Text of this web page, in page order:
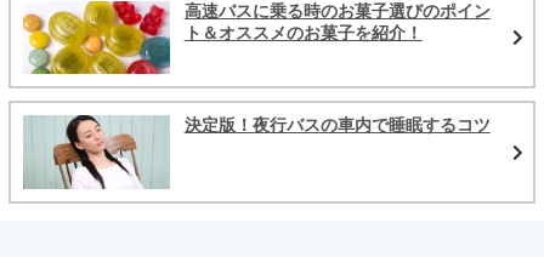
高速バスに乗る時のお菓子選びのポイン
ト＆オススメのお菓子を紹介！
決定版！夜行バスの車内で睡眠するコツ